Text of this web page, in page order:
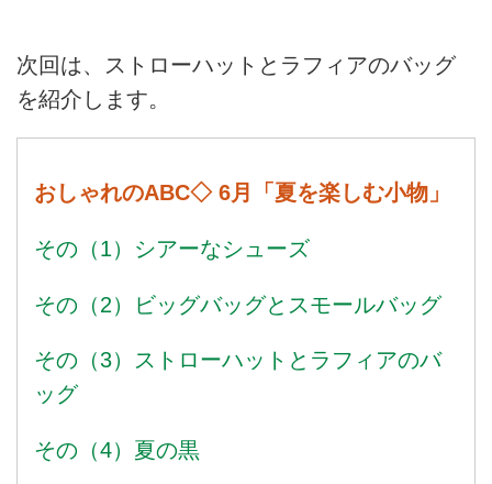
次回は、ストローハットとラフィアのバッグ
を紹介します。
おしゃれのABC◇ 6月「夏を楽しむ小物」
その（1）シアーなシューズ
その（2）ビッグバッグとスモールバッグ
その（3）ストローハットとラフィアのバ
ッグ
その（4）夏の黒